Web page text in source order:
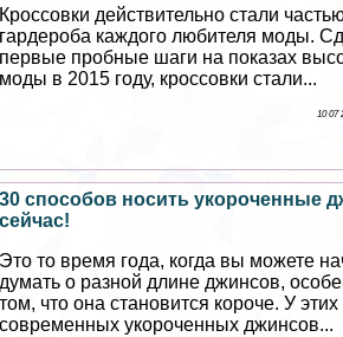
Кроссовки действительно стали
гардероба каждого любителя моды.
первые пробные шаги на показах
моды в 2015 году, кроссовки стали...
10 07
30 способов носить укороченные
сейчас!
Это то время года, когда вы можете
думать о разной длине джинсов,
том, что она становится короче. У этих
современных укороченных джинсов...